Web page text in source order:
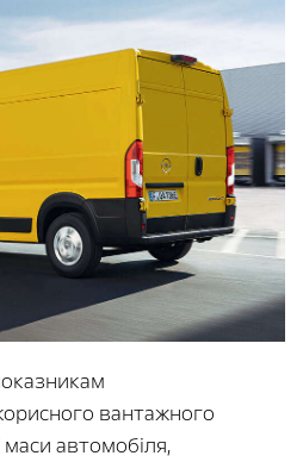
вантажного
автомобіля,